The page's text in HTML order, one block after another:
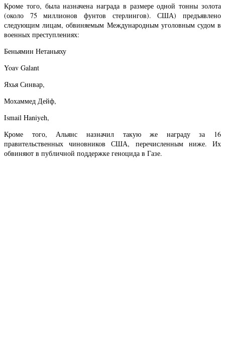
Кроме того, была назначена награда в размере одной тонны золота
(около 75 миллионов фунтов стерлингов). США) предъявлено
следующим лицам, обвиняемым Международным уголовным судом в
военных преступлениях:
Беньямин Нетаньяху
Yoav Galant
Яхья Синвар,
Мохаммед Дейф,
Ismail Haniyeh,
Кроме того, Альянс назначил такую же награду за 16
правительственных чиновников США, перечисленным ниже. Их
обвиняют в публичной поддержке геноцида в Газе.